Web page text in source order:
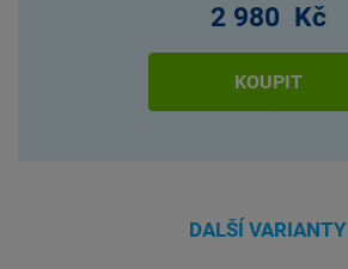
2 980 Kč
KOUPIT
DALŠÍ VARIANTY